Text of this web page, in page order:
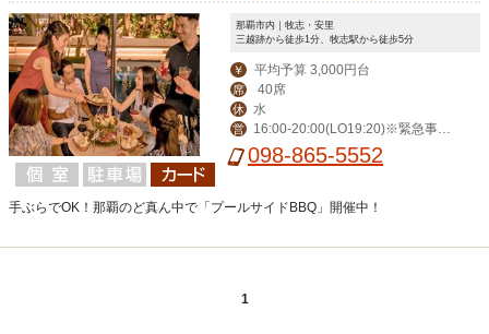
那覇市内｜牧志・安里
三越跡から徒歩1分、牧志駅から徒歩5分
￥ 平均予算 3,000円台
席 40席
休 水
営
16:00-20:00(LO19:20)※緊急事態
宣言中のみ。通常は夏場17:00-24:00,
098-865-5552
手ぶらでOK！那覇のど真ん中で「プールサイドBBQ」開催中！
1